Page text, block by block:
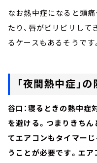
なお熱中症になると頭
たり、唇がピリピリして
るケースもあるそうで
「夜間熱中症」
谷口：寝るときの熱中
を避ける。つまりきち
てエアコンもタイマー
うことが必要です。エ